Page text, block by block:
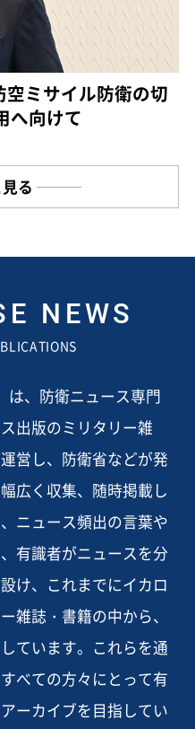
空ミサイル防衛の切
へ向けて
る
NEWS
は、防衛ニュース専門
出版のミリタリー雑
営し、防衛省などが発
広く収集、随時掲載し
ニュース頻出の言葉や
有識者がニュースを分
け、これまでにイカロ
雑誌・書籍の中から、
ています。これらを通
べての方々にとって有
ーカイブを目指してい